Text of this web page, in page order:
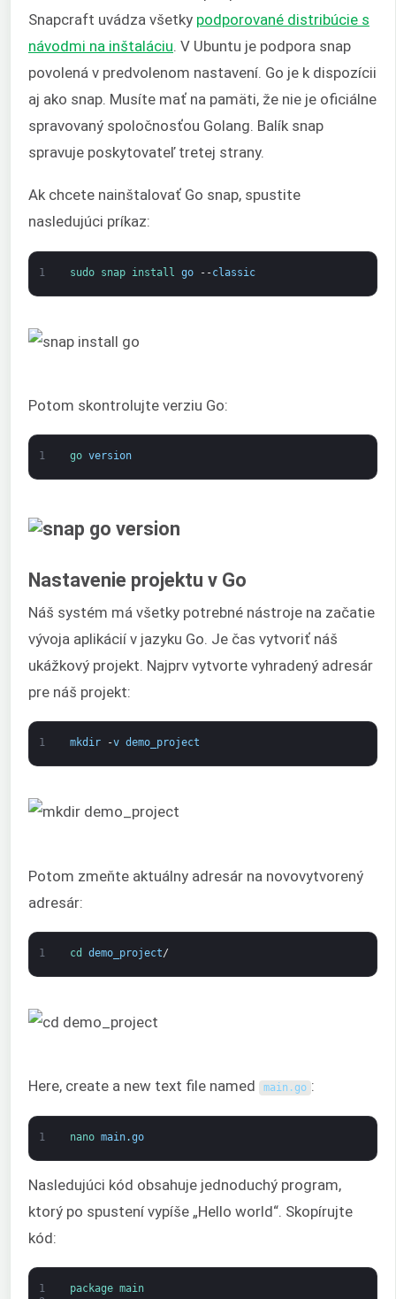
Snapcraft uvádza všetky podporované distribúcie s
návodmi na inštaláciu . V Ubuntu je podpora snap
povolená v predvolenom nastavení. Go je k dispozícii
aj ako snap. Musíte mať na pamäti, že nie je oficiálne
spravovaný spoločnosťou Golang. Balík snap
spravuje poskytovateľ tretej strany.
Ak chcete nainštalovať Go snap, spustite
nasledujúci príkaz:
1 sudo snap install go --classic
Potom skontrolujte verziu Go:
1 go version
Nastavenie projektu v Go
Náš systém má všetky potrebné nástroje na začatie
vývoja aplikácií v jazyku Go. Je čas vytvoriť náš
ukážkový projekt. Najprv vytvorte vyhradený adresár
pre náš projekt:
1 mkdir -v demo_project
Potom zmeňte aktuálny adresár na novovytvorený
adresár:
1 cd demo_project/
Here, create a new text file named main .go :
1 nano main.go
Nasledujúci kód obsahuje jednoduchý program,
ktorý po spustení vypíše „Hello world“. Skopírujte
kód:
1
package main